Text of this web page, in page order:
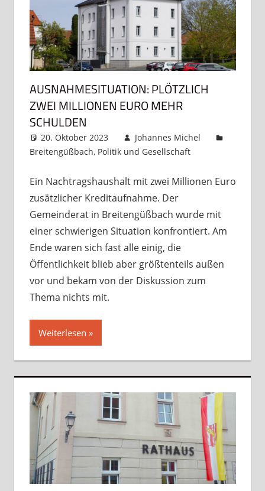
AUSNAHMESITUATION: PLÖTZLICH
ZWEI MILLIONEN EURO MEHR
SCHULDEN
20. Oktober 2023
Johannes Michel
Breitengüßbach, Politik und Gesellschaft
hinterlassen
Ein Nachtragshaushalt mit zwei Millionen Euro
zusätzlicher Kreditaufnahme. Der
Gemeinderat in Breitengüßbach wurde mit
einer schwierigen Situation konfrontiert. Am
Ende waren sich fast alle einig, die
Öffentlichkeit blieb aber größtenteils außen
vor und bekam von der Diskussion zum
Thema nichts mit.
Weiterlesen